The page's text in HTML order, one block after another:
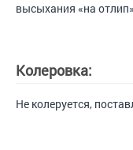
высыхания «на
Колеровка:
Не колеруется,